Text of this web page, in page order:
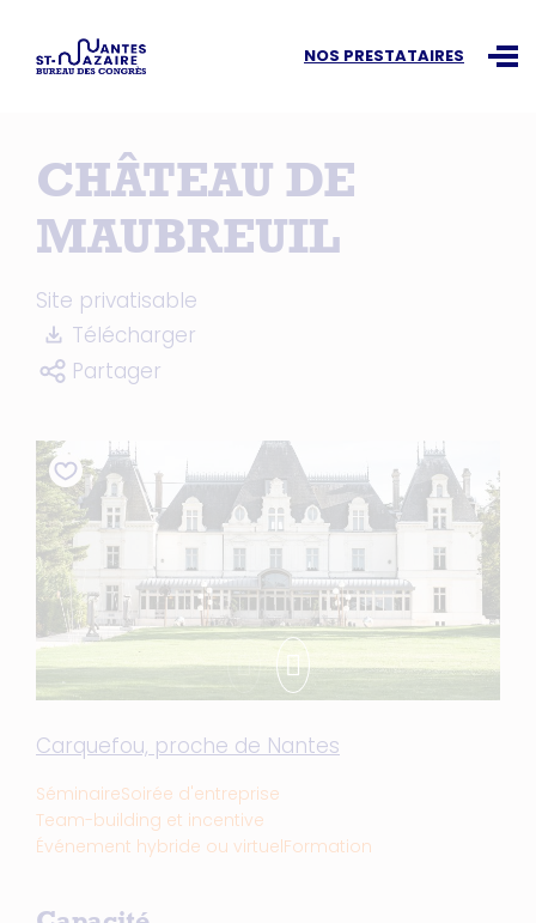
NOS PRESTATAIRES
CHÂTEAU DE
MAUBREUIL
Site privatisable
Télécharger
Partager
Carquefou, proche de Nantes
SéminaireSoirée d'entreprise
Team-building et incentive
Événement hybride ou virtuelFormation